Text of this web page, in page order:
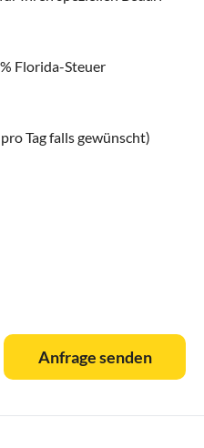
Florida-Steuer
Tag falls gewünscht)
Jahre
Anfrage senden